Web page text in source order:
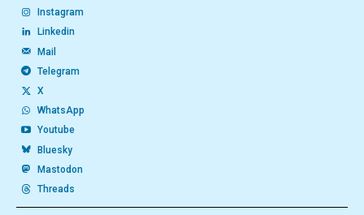
Instagram
Linkedin
Mail
Telegram
X
WhatsApp
Youtube
Bluesky
Mastodon
Threads